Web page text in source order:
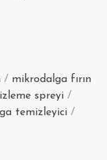
/ mikrodalga fırın
spreyi /
temizleyici /